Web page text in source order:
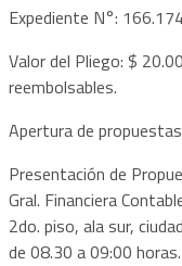
Expediente N°:
Valor del Pliego: $
reembolsables.
Apertura de
Presentación de
Gral. Financiera
2do. piso, ala sur,
de 08.30 a 09:00 horas.